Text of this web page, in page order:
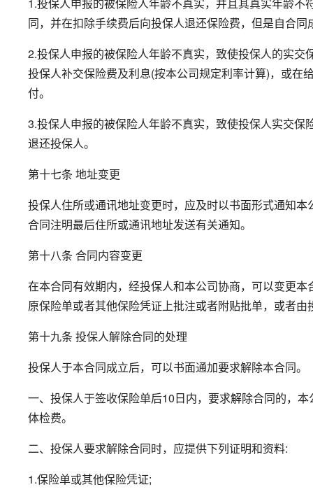
同，并在扣除手续费后向投保人退还保险费，但是自合
2.投保人申报的被保险人年龄不真实，致使投保人的实
投保人补交保险费及利息(按本公司规定利率计算)，或在
付。
3.投保人申报的被保险人年龄不真实，致使投保人实交
退还投保人。
第十七条 地址变更
投保人住所或通讯地址变更时，应及时以书面形式通知
合同注明最后住所或通讯地址发送有关通知。
第十八条 合同内容变更
在本合同有效期内，经投保人和本公司协商，可以变更
原保险单或者其他保险凭证上批注或者附贴批单，或者
第十九条 投保人解除合同的处理
投保人于本合同成立后，可以书面通加要求解除本合同。
一、投保人于签收保险单后10日内，要求解除合同的，
体检费。
二、投保人要求解除合同时，应提供下列证明和资料:
1.保险单或其他保险凭证;